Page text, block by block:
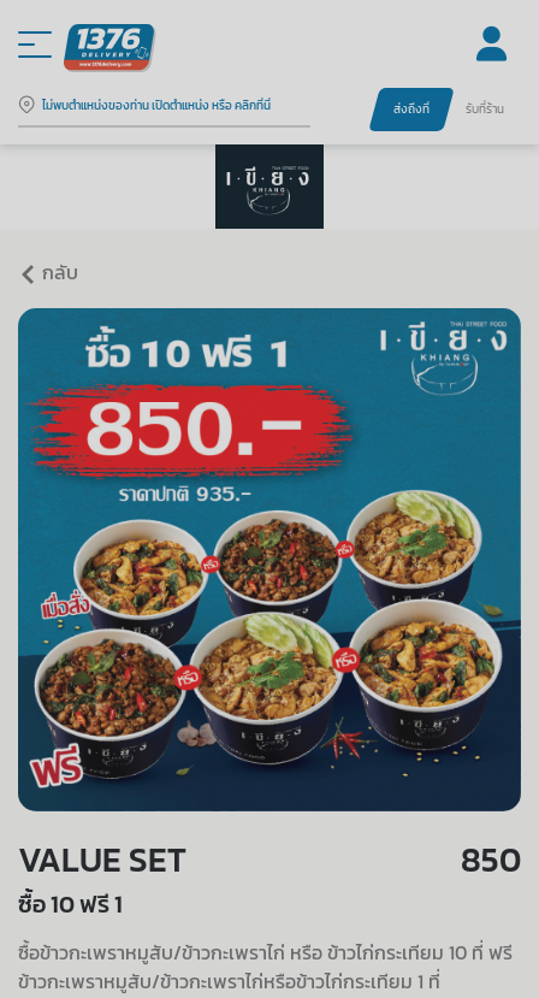
ไม่พบตำแหน่งของท่าน เปิดตำแหน่ง หรือ คลิกที่นี่ ส่งถึงที่ รับที่ร้าน
กลับ
VALUE SET 850
ซื้อ 10 ฟรี 1
ซื้อข้าวกะเพราหมูสับ/ข้าวกะเพราไก่ หรือ ข้าวไก่กระเทียม 10 ที่ ฟรี
ข้าวกะเพราหมูสับ/ข้าวกะเพราไก่หรือข้าวไก่กระเทียม 1 ที่